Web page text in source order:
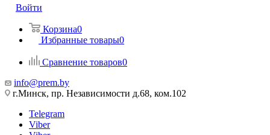
Войти
Корзина0
Избранные товары0
Сравнение товаров0
info@prem.by
г.Минск, пр. Независимости д.68, ком.102
Telegram
Viber